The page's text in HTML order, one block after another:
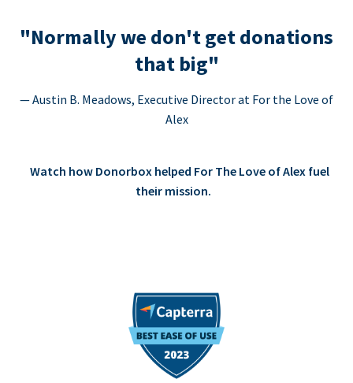
"Normally we don't get donations
that big"
— Austin B. Meadows, Executive Director at For the Love of
Alex
Watch how Donorbox helped For The Love of Alex fuel
their mission.